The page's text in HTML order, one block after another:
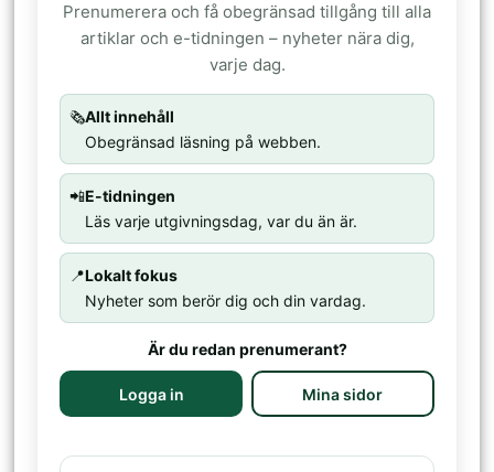
Prenumerera och få obegränsad tillgång till alla
artiklar och e-tidningen – nyheter nära dig,
varje dag.
🗞️Allt innehåll
Obegränsad läsning på webben.
📲E-tidningen
Läs varje utgivningsdag, var du än är.
📍Lokalt fokus
Nyheter som berör dig och din vardag.
Är du redan prenumerant?
Logga in Mina sidor